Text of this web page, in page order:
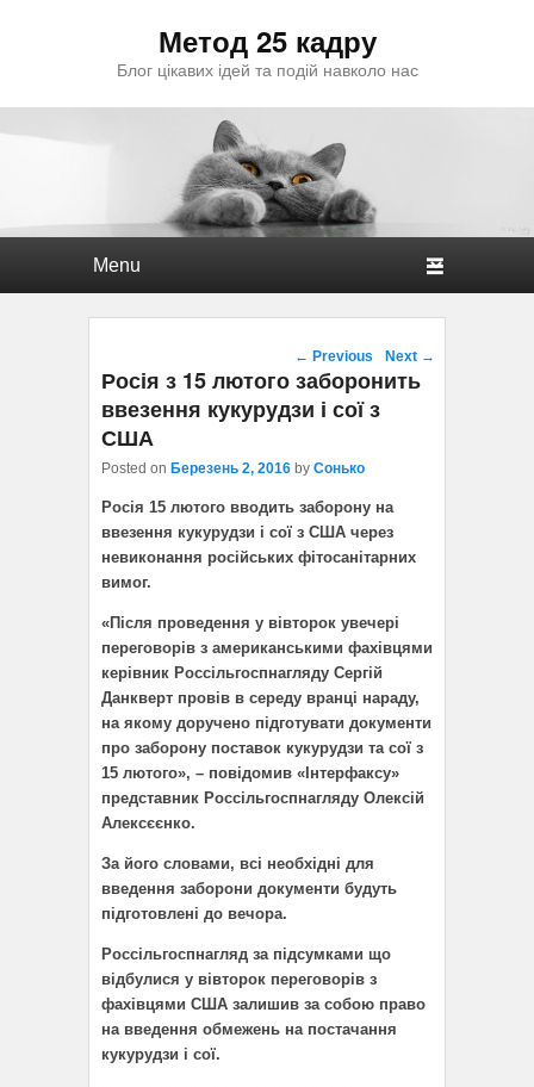
Метод 25 кадру
Блог цікавих ідей та подій навколо нас
Post navigation
← Previous Next →
Росія з 15 лютого заборонить
ввезення кукурудзи і сої з
США
Posted on Березень 2, 2016 by Сонько
Росія 15 лютого вводить заборону на
ввезення кукурудзи і сої з США через
невиконання російських фітосанітарних
вимог.
«Після проведення у вівторок увечері
переговорів з американськими фахівцями
керівник Россільгоспнагляду Сергій
Данкверт провів в середу вранці нараду,
на якому доручено підготувати документи
про заборону поставок кукурудзи та сої з
15 лютого», – повідомив «Інтерфаксу»
представник Россільгоспнагляду Олексій
Алексєєнко.
За його словами, всі необхідні для
введення заборони документи будуть
підготовлені до вечора.
Россільгоспнагляд за підсумками що
відбулися у вівторок переговорів з
фахівцями США залишив за собою право
на введення обмежень на постачання
кукурудзи і сої.